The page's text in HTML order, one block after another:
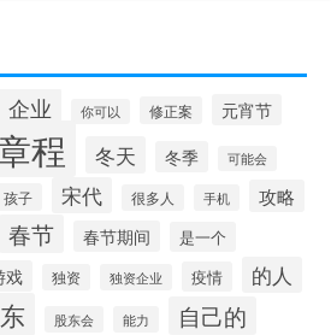
企业 你可以 修正案 元宵节
程 冬天 冬季 可能会
孩子 宋代 很多人 手机 攻略
春节 春节期间 是一个
戏 独资 独资企业 疫情 的人
股东会 能力 自己的